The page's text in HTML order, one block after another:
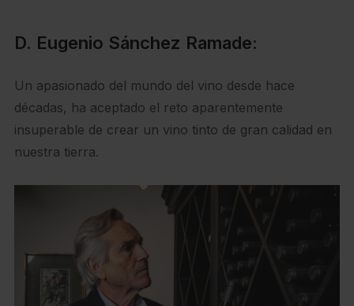
D. Eugenio Sánchez Ramade:
Un apasionado del mundo del vino desde hace
décadas, ha aceptado el reto aparentemente
insuperable de crear un vino tinto de gran calidad en
nuestra tierra.